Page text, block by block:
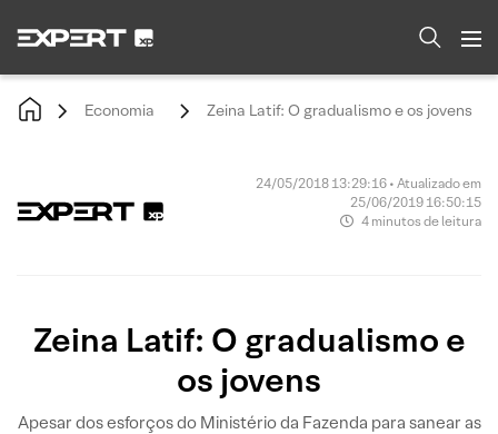
Economia Zeina Latif: O gradualismo e os jovens
24/05/2018 13:29:16 • Atualizado em
25/06/2019 16:50:15
4 minutos de leitura
Zeina Latif: O gradualismo e
os jovens
Apesar dos esforços do Ministério da Fazenda para sanear as